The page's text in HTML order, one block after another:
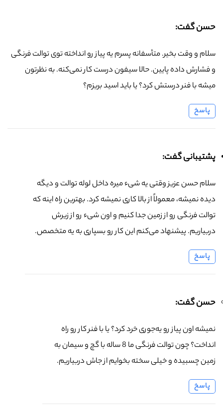
حسن گفت:
سلام و وقت بخیر. متأسفانه پسرم یه پیاز رو انداخته توی توالت فرنگی
و فشارش داده پایین. حالا سیفون درست کار نمی‌کنه. به نظرتون
میشه با فنر درستش کرد؟ یا باید اسید بریزم؟
پاسخ
پشتیبانی گفت:
سلام حسن عزیز وقتی یه شیء میره داخل لوله توالت و دیگه
دیده نمیشه، معمولاً از بالا کاری نمیشه کرد. بهترین راه اینه که
توالت فرنگی رو از زمین جدا کنیم و اون شیء رو از زیرش
دربیاریم. پیشنهاد می‌کنم این کار رو بسپاری به یه متخصص.
پاسخ
حسن گفت:
نمیشه اون پیاز رو یه‌جوری خرد کرد؟ یا با فنر کار رو راه
انداخت؟ چون توالت فرنگی ما 8 ساله با گچ و سیمان به
زمین چسبیده و خیلی سخته بخوایم از جاش دربیاریم.
پاسخ